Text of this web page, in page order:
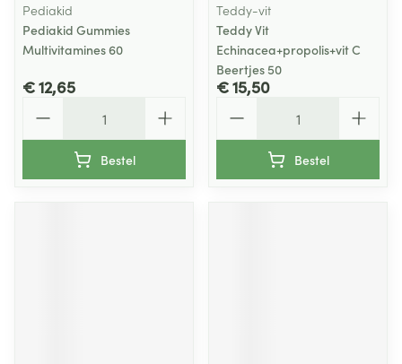
Pediakid
Pediakid Gummies
Multivitamines 60
€ 12,65
Bestel
Teddy-vit
Teddy Vit
Echinacea+propolis+vit C
Beertjes 50
€ 15,50
Bestel